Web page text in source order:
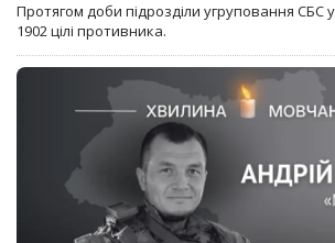
Протягом доби підрозділи угруповання
1902 цілі противника.